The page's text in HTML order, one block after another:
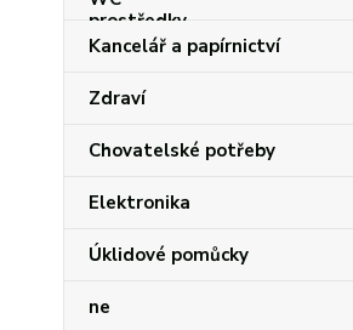
Kancelář a papírnictví
Zdraví
Chovatelské potřeby
Elektronika
Úklidové pomůcky
ne